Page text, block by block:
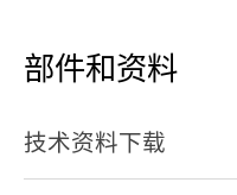
部件和资料
技术资料下载